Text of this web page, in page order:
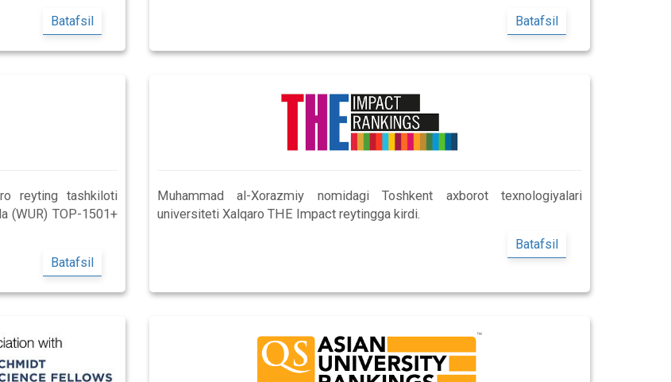
Batafsil
Batafsil
reyting tashkiloti
(WUR) TOP-1501+
Batafsil
Muhammad al-Xorazmiy nomidagi Toshkent axborot texnologiyalari
universiteti Xalqaro THE Impact reytingga kirdi.
Batafsil